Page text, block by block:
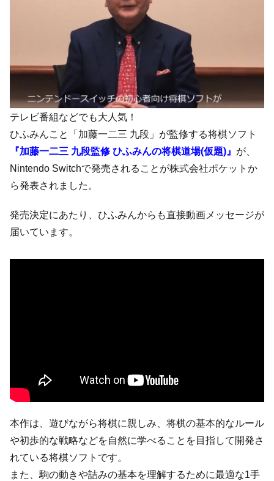
テレビ番組などでも大人気！
ひふみんこと「加藤一二三 九段」が監修する将棋ソフト
『加藤一二三 九段監修 ひふみんの将棋道場(仮題)』 が、
Nintendo Switchで発売されることが株式会社ポケットか
ら発表されました。
発売決定にあたり、ひふみんからも直接動画メッセージが
届いています。
本作は、遊びながら将棋に親しみ、将棋の基本的なルール
や初歩的な戦略などを自然に学べることを目指して開発さ
れている将棋ソフトです。
また、駒の動きや詰みの基本を理解するために最適な1手